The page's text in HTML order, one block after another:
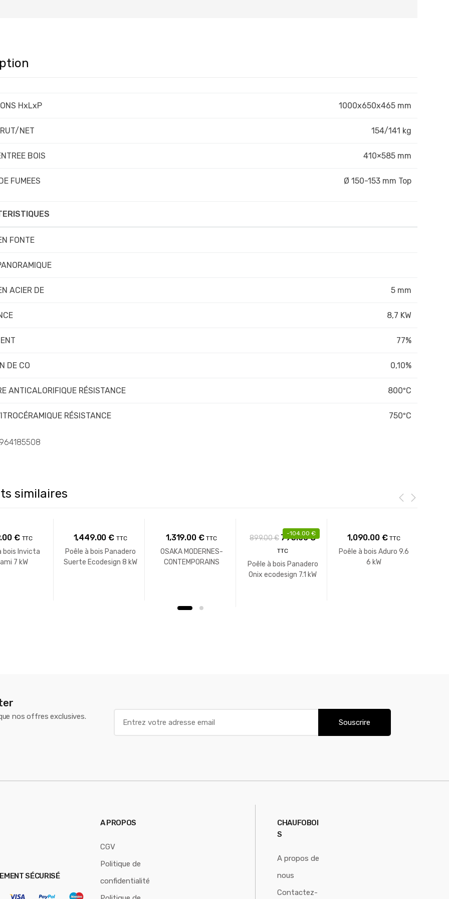
HxLxP 1000x650x465 mm
NET 154/141 kg
BOIS 410×585 mm
FUMEES Ø 150-153 mm Top
FONTE
ACIER DE 5 mm
8,7 KW
77%
DE CO 0,10%
ANTICALORIFIQUE RÉSISTANCE 800ºC
RÉSISTANCE 750ºC
similaires
€ TTC
bois Invicta
7 kW
1,449.00€ TTC
Poêle à bois Panadero
Suerte Ecodesign 8 kW
1,319.00 € TTC
OSAKA MODERNES-
CONTEMPORAINS
-104.00 €
899.00€ Le
prix
initial
était :
795.00€Le
actuel
est :
TTC
Poêle à bois Panadero
Onix ecodesign 7.1 kW
1,090.00 € TTC
Poêle à bois Aduro 9.6
6 kW
nos offres exclusives.
Souscrire
SÉCURISÉ
A PROPOS
CGV
Politique de
confidentialité
CHAUFOBOI
S
A propos de
nous
Contactez-